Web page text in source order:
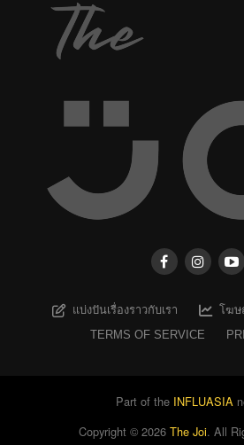
แบ่งปันเรื่องราวกับเรา โฆ
TERMS OF SERVICE
Part of the INFLUASIA
Copyright ©2026 The Joi. All